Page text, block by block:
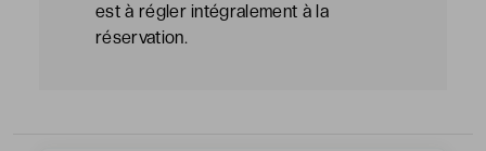
est à régler intégralement à la
réservation.